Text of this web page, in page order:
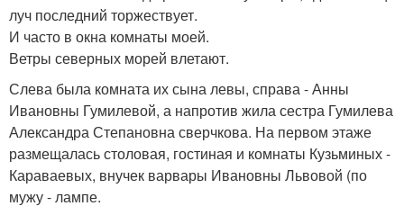
луч последний торжествует.
И часто в окна комнаты моей.
Ветры северных морей влетают.
Слева была комната их сына левы, справа - Анны
Ивановны Гумилевой, а напротив жила сестра Гумилева
Александра Степановна сверчкова. На первом этаже
размещалась столовая, гостиная и комнаты Кузьминых -
Караваевых, внучек варвары Ивановны Львовой (по
мужу - лампе.